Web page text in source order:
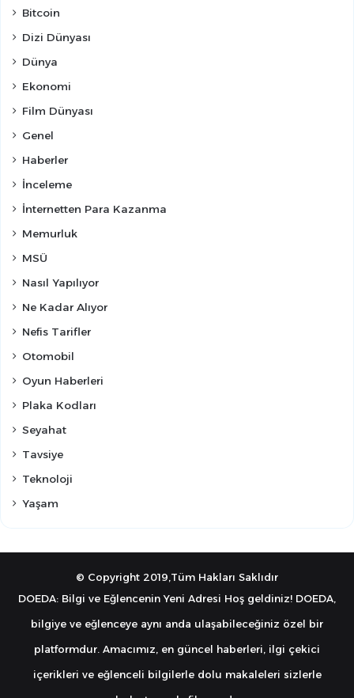
Bitcoin
Dizi Dünyası
Dünya
Ekonomi
Film Dünyası
Genel
Haberler
İnceleme
İnternetten Para Kazanma
Memurluk
MSÜ
Nasıl Yapılıyor
Ne Kadar Alıyor
Nefis Tarifler
Otomobil
Oyun Haberleri
Plaka Kodları
Seyahat
Tavsiye
Teknoloji
Yaşam
© Copyright 2019,Tüm Hakları Saklıdır
DOEDA: Bilgi ve Eğlencenin Yeni Adresi Hoş geldiniz! DOEDA,
bilgiye ve eğlenceye aynı anda ulaşabileceğiniz özel bir
platformdur. Amacımız, en güncel haberleri, ilgi çekici
içerikleri ve eğlenceli bilgilerle dolu makaleleri sizlerle